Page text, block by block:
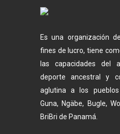
Es una organización
fines de lucro, tiene
las capacidades del
deporte ancestral y
aglutina a los pueblos
Guna, Ngäbe, Bugle,
BriBri de Panamá.